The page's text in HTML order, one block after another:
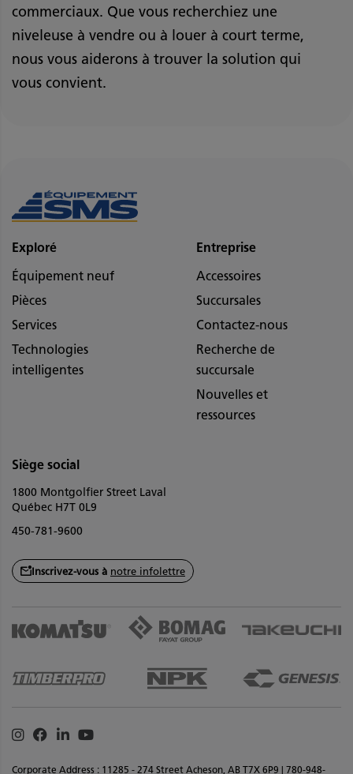
commerciaux. Que vous recherchiez une
niveleuse à vendre ou à louer à court terme,
nous vous aiderons à trouver la solution qui
vous convient.
Exploré
Équipement neuf
Pièces
Services
Technologies
intelligentes
Entreprise
Accessoires
Succursales
Contactez-nous
Recherche de
succursale
Nouvelles et
ressources
Siège social
1800 Montgolfier Street Laval
Québec H7T 0L9
450-781-9600
Inscrivez-vous à notre infolettre
Corporate Address : 11285 - 274 Street Acheson, AB T7X 6P9 | 780-948-
Instagram
Facebook
LinkedinYoutube